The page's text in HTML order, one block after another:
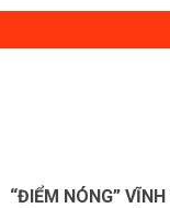
“ĐIỂM NÓNG”